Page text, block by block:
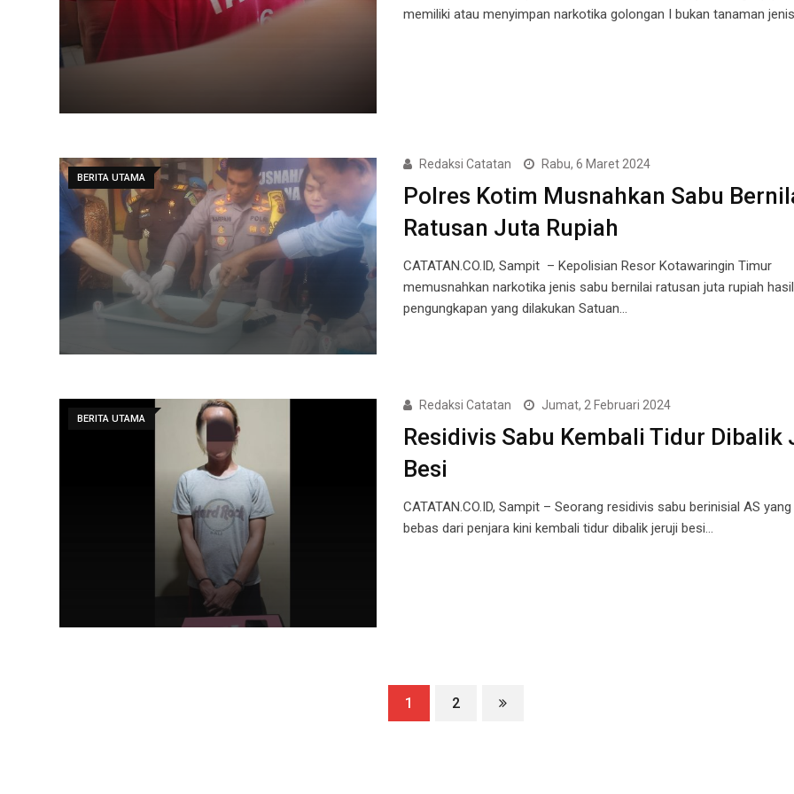
memiliki atau menyimpan narkotika golongan I bukan tanaman
BERITA UTAMA
Redaksi Catatan Rabu, 6 Maret 2024
Polres Kotim Musnahkan Sabu
Ratusan Juta Rupiah
CATATAN.CO.ID, Sampit – Kepolisian Resor Kotawaringin Timur
memusnahkan narkotika jenis sabu bernilai ratusan juta rupiah hasil
pengungkapan yang dilakukan Satuan…
BERITA UTAMA
Redaksi Catatan Jumat, 2 Februari 2024
Residivis Sabu Kembali Tidur Dibalik
Besi
CATATAN.CO.ID, Sampit – Seorang residivis sabu berinisial AS
bebas dari penjara kini kembali tidur dibalik jeruji besi…
1 2